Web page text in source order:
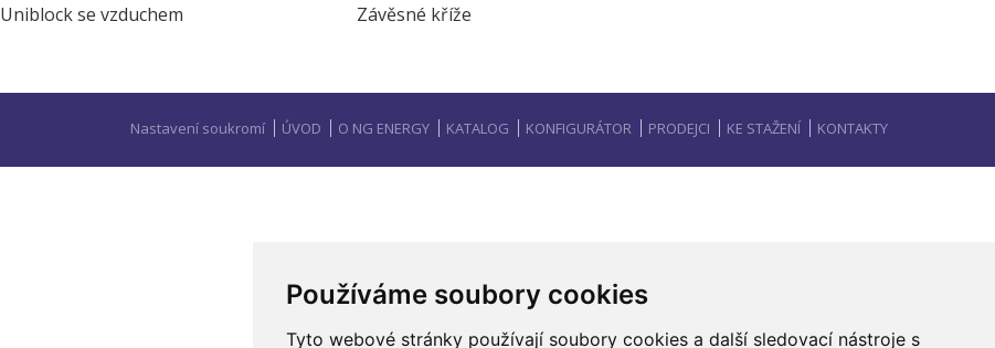
Používáme soubory cookies
Tyto webové stránky používají soubory cookies a další sledovací nástroje s
Uniblock se vzduchem Závěsné kříže
Nastavení soukromí ÚVOD O NG ENERGY KATALOG KONFIGURÁTOR PRODEJCI KE STAŽENÍ KONTAKTY